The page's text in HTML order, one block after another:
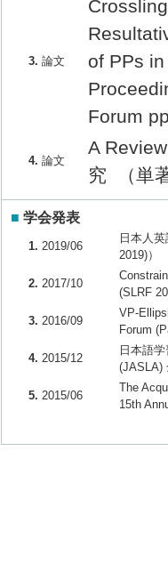
3. 論文
of PPs
Forum
4. 論文
A
究 （単
■ 学会発表
1. 2019/06
日本人
2019)）
2. 2017/10
(SLRF
3. 2016/09
VP-
Forum
4. 2015/12
日本語
(JASLA)
5. 2015/06
The
15th